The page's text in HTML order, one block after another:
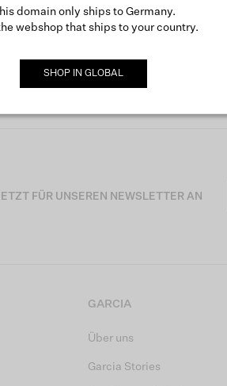
FÜR UNSEREN NEWSLETTER AN
GARCIA
Über uns
Garcia Stories
domain only ships to Germany.
webshop that ships to your country.
SHOP IN GLOBAL